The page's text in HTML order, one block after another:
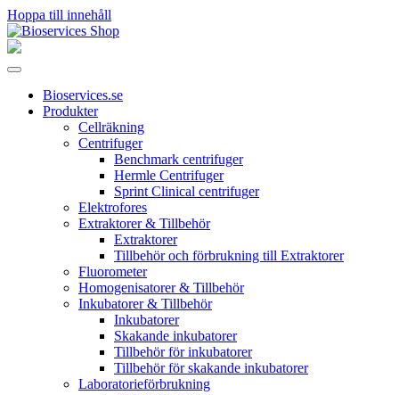
Hoppa till innehåll
Huvudnavigering
Bioservices.se
Produkter
Cellräkning
Centrifuger
Benchmark centrifuger
Hermle Centrifuger
Sprint Clinical centrifuger
Elektrofores
Extraktorer & Tillbehör
Extraktorer
Tillbehör och förbrukning till Extraktorer
Fluorometer
Homogenisatorer & Tillbehör
Inkubatorer & Tillbehör
Inkubatorer
Skakande inkubatorer
Tillbehör för inkubatorer
Tillbehör för skakande inkubatorer
Laboratorieförbrukning